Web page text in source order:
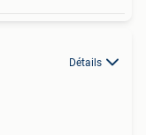
Détails